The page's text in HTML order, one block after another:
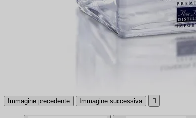
Immagine precedente Immagine successiva 